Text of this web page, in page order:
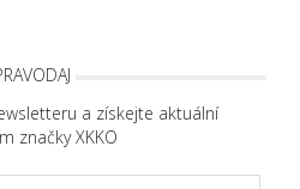
a získejte aktuální
značky XKKO